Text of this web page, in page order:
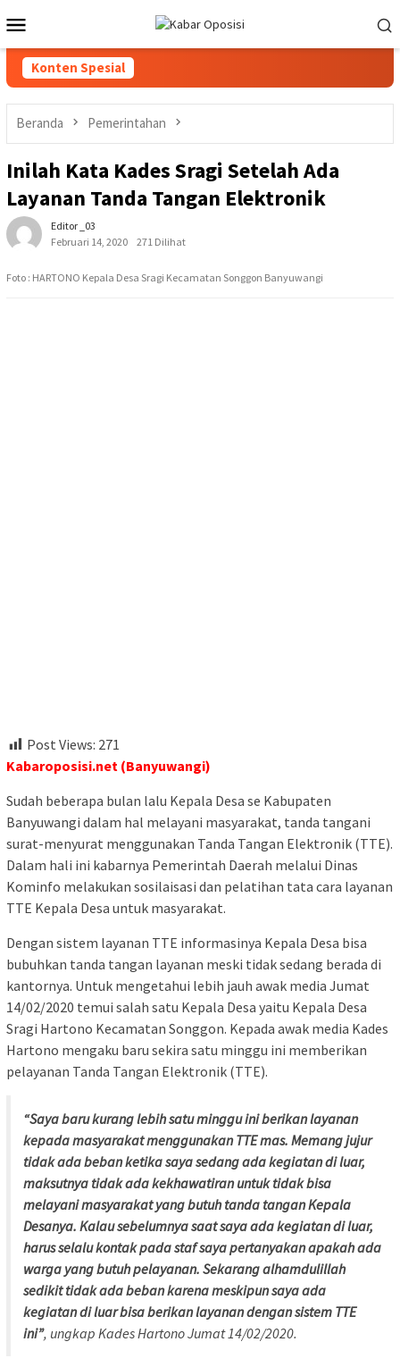
ke
kontenMobile
Konten Spesial
Beranda Pemerintahan
Inilah Kata Kades Sragi Setelah Ada
Layanan Tanda Tangan Elektronik
Editor _03
Februari 14, 2020
271 Dilihat
Foto : HARTONO Kepala Desa Sragi Kecamatan Songgon Banyuwangi
Post Views: 271
Kabaroposisi.net (Banyuwangi)
Sudah beberapa bulan lalu Kepala Desa se Kabupaten
Banyuwangi dalam hal melayani masyarakat, tanda tangani
surat-menyurat menggunakan Tanda Tangan Elektronik (TTE).
Dalam hali ini kabarnya Pemerintah Daerah melalui Dinas
Kominfo melakukan sosilaisasi dan pelatihan tata cara layanan
TTE Kepala Desa untuk masyarakat.
Dengan sistem layanan TTE informasinya Kepala Desa bisa
bubuhkan tanda tangan layanan meski tidak sedang berada di
kantornya. Untuk mengetahui lebih jauh awak media Jumat
14/02/2020 temui salah satu Kepala Desa yaitu Kepala Desa
Sragi Hartono Kecamatan Songgon. Kepada awak media Kades
Hartono mengaku baru sekira satu minggu ini memberikan
pelayanan Tanda Tangan Elektronik (TTE).
“Saya baru kurang lebih satu minggu ini berikan layanan
kepada masyarakat menggunakan TTE mas. Memang jujur
tidak ada beban ketika saya sedang ada kegiatan di luar,
maksutnya tidak ada kekhawatiran untuk tidak bisa
melayani masyarakat yang butuh tanda tangan Kepala
Desanya. Kalau sebelumnya saat saya ada kegiatan di luar,
harus selalu kontak pada staf saya pertanyakan apakah ada
warga yang butuh pelayanan. Sekarang alhamdulillah
sedikit tidak ada beban karena meskipun saya ada
kegiatan di luar bisa berikan layanan dengan sistem TTE
ini”, ungkap Kades Hartono Jumat 14/02/2020.